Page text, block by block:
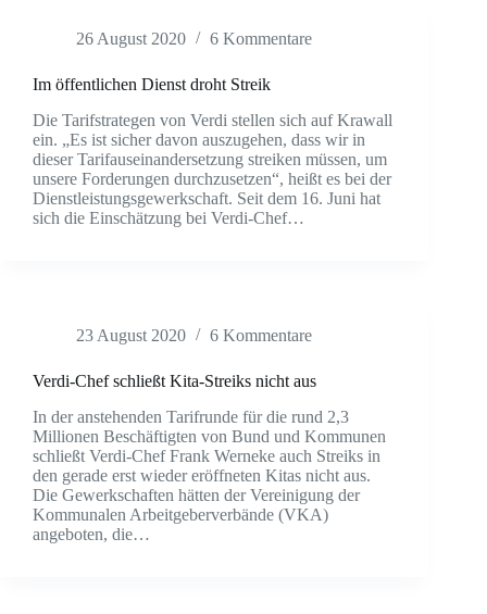
26 August 2020 6 Kommentare
Im öffentlichen Dienst droht Streik
Die Tarifstrategen von Verdi stellen sich auf Krawall
ein. „Es ist sicher davon auszugehen, dass wir in
dieser Tarifauseinandersetzung streiken müssen, um
unsere Forderungen durchzusetzen“, heißt es bei der
Dienstleistungsgewerkschaft. Seit dem 16. Juni hat
sich die Einschätzung bei Verdi-Chef…
23 August 2020 6 Kommentare
Verdi-Chef schließt Kita-Streiks nicht aus
In der anstehenden Tarifrunde für die rund 2,3
Millionen Beschäftigten von Bund und Kommunen
schließt Verdi-Chef Frank Werneke auch Streiks in
den gerade erst wieder eröffneten Kitas nicht aus.
Die Gewerkschaften hätten der Vereinigung der
Kommunalen Arbeitgeberverbände (VKA)
angeboten, die…